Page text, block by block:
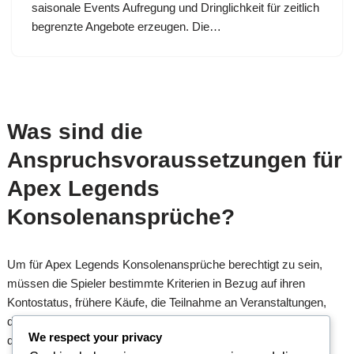
saisonale Events Aufregung und Dringlichkeit für zeitlich
begrenzte Angebote erzeugen. Die…
Was sind die
Anspruchsvoraussetzungen für
Apex Legends
Konsolenansprüche?
Um für Apex Legends Konsolenansprüche berechtigt zu sein,
müssen die Spieler bestimmte Kriterien in Bezug auf ihren
Kontostatus, frühere Käufe, die Teilnahme an Veranstaltungen,
das Alter und die Kontoverknüpfung erfüllen. Das Verständnis
dieser Anforderungen sorgt für einen reibungsloseren
We respect your privacy